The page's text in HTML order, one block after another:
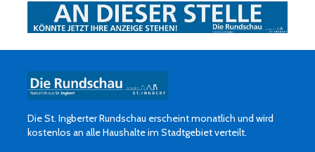
Die St. Ingberter Rundschau erscheint monatlich und wird
kostenlos an alle Haushalte im Stadtgebiet verteilt.